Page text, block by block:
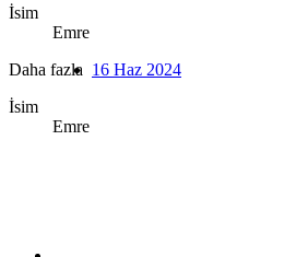
İsim
Emre
Daha fazla
İsim
Emre
16 Haz 2024